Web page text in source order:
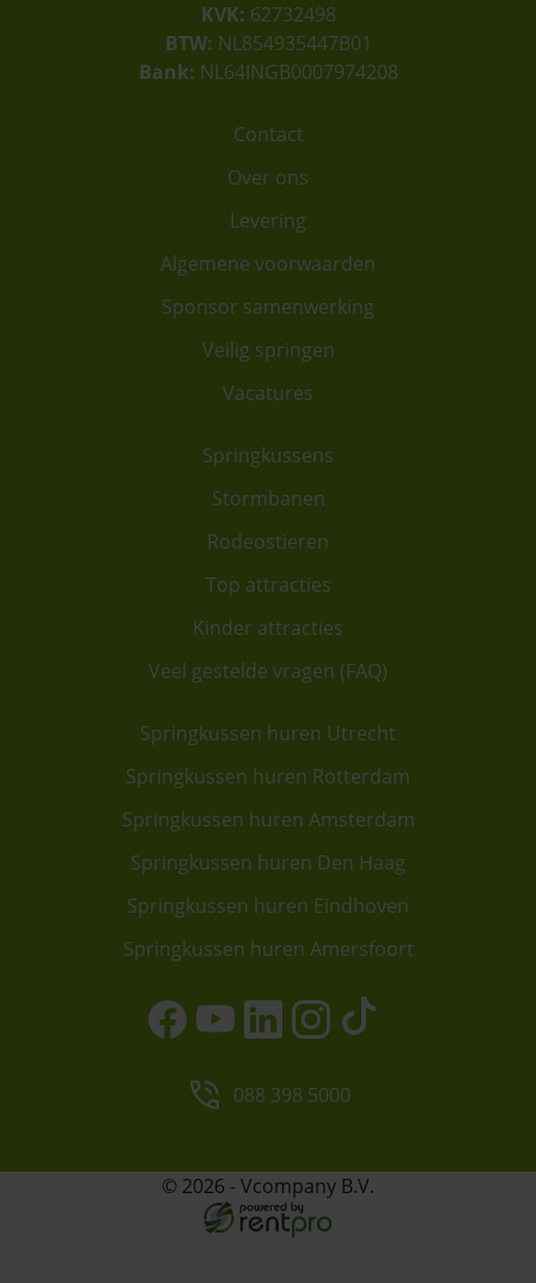
KVK: 62732498
BTW: NL854935447B01
Bank: NL64INGB0007974208
Contact
Over ons
Levering
Algemene voorwaarden
Sponsor samenwerking
Veilig springen
Vacatures
Springkussens
Stormbanen
Rodeostieren
Top attracties
Kinder attracties
Veel gestelde vragen (FAQ)
Springkussen huren Utrecht
Springkussen huren Rotterdam
Springkussen huren Amsterdam
Springkussen huren Den Haag
Springkussen huren Eindhoven
Springkussen huren Amersfoort
088 398 5000
© 2026 - Vcompany B.V.